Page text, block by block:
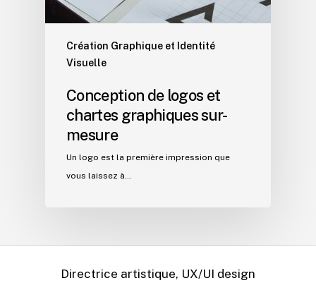
Création Graphique et Identité
Visuelle
Conception de logos et
chartes graphiques sur-
mesure
Un logo est la première impression que
vous laissez à…
Directrice artistique, UX/UI design